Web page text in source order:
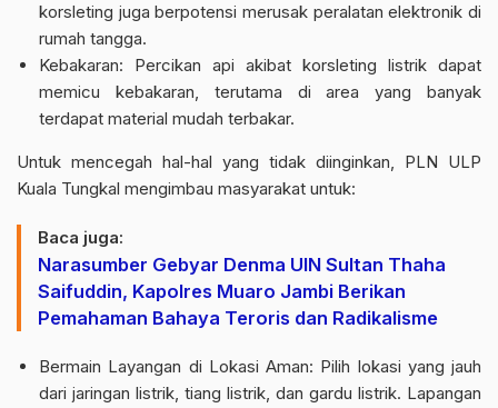
korsleting juga berpotensi merusak peralatan elektronik di
rumah tangga.
Kebakaran: Percikan api akibat korsleting listrik dapat
memicu kebakaran, terutama di area yang banyak
terdapat material mudah terbakar.
Untuk mencegah hal-hal yang tidak diinginkan, PLN ULP
Kuala Tungkal mengimbau masyarakat untuk:
Baca juga:
Narasumber Gebyar Denma UIN Sultan Thaha
Saifuddin, Kapolres Muaro Jambi Berikan
Pemahaman Bahaya Teroris dan Radikalisme
Bermain Layangan di Lokasi Aman: Pilih lokasi yang jauh
dari jaringan listrik, tiang listrik, dan gardu listrik. Lapangan